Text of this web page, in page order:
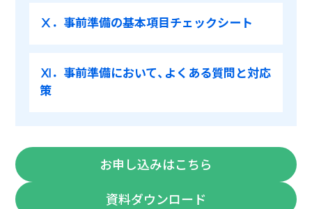
Ⅹ．事前準備の基本項目チェックシート
Ⅺ．事前準備において、よくある質問と対応
策
お申し込みはこちら
資料ダウンロード